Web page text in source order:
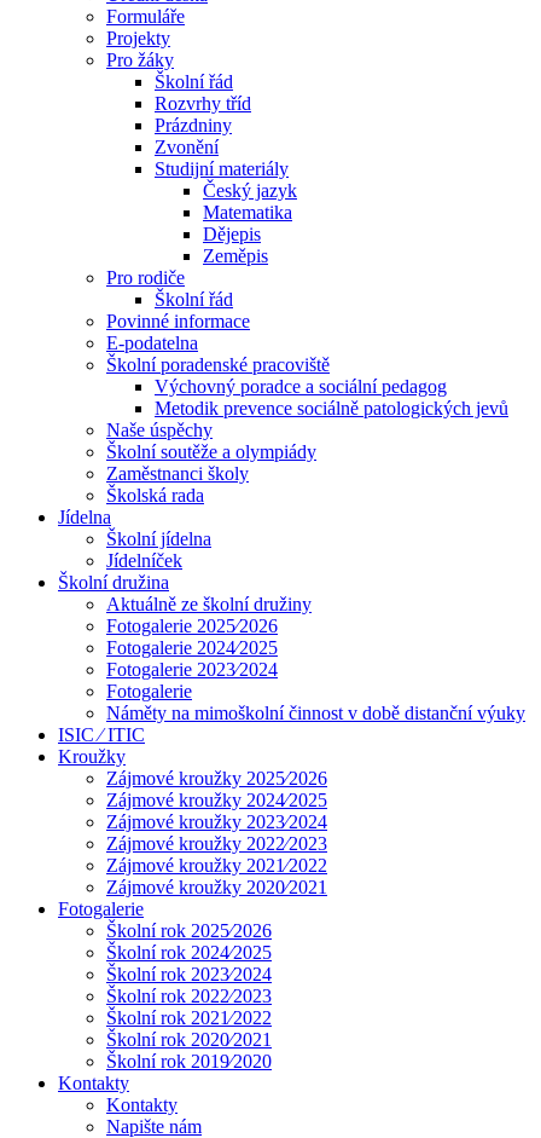
Formuláře
Projekty
Pro žáky
Školní řád
Rozvrhy tříd
Prázdniny
Zvonění
Studijní materiály
Český jazyk
Matematika
Dějepis
Zeměpis
Pro rodiče
Školní řád
Povinné informace
E-podatelna
Školní poradenské pracoviště
Výchovný poradce a sociální pedagog
Metodik prevence sociálně patologických jevů
Naše úspěchy
Školní soutěže a olympiády
Zaměstnanci školy
Školská rada
Jídelna
Školní jídelna
Jídelníček
Školní družina
Aktuálně ze školní družiny
Fotogalerie 2025⁄2026
Fotogalerie 2024⁄2025
Fotogalerie 2023⁄2024
Fotogalerie
Náměty na mimoškolní činnost v době distanční výuky
ISIC ⁄ ITIC
Kroužky
Zájmové kroužky 2025⁄2026
Zájmové kroužky 2024⁄2025
Zájmové kroužky 2023⁄2024
Zájmové kroužky 2022⁄2023
Zájmové kroužky 2021⁄2022
Zájmové kroužky 2020⁄2021
Fotogalerie
Školní rok 2025⁄2026
Školní rok 2024⁄2025
Školní rok 2023⁄2024
Školní rok 2022⁄2023
Školní rok 2021⁄2022
Školní rok 2020⁄2021
Školní rok 2019⁄2020
Kontakty
Kontakty
Napište nám